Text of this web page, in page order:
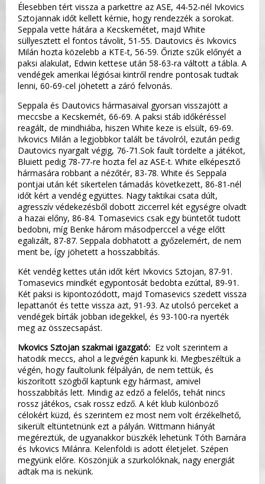
Élesebben tért vissza a parkettre az ASE, 44-52-nél Ivkovics
Sztojannak időt kellett kérnie, hogy rendezzék a sorokat.
Seppala vette hátára a Kecskemétet, majd White
süllyesztett el fontos távolit, 51-55. Dautovics és Ivkovics
Milán hozta közelebb a KTE-t, 56-59. Őrizte szűk előnyét a
paksi alakulat, Edwin kettese után 58-63-ra váltott a tábla. A
vendégek amerikai légiósai kintről rendre pontosak tudtak
lenni, 60-69-cel jöhetett a záró felvonás.
Seppala és Dautovics hármasaival gyorsan visszajött a
meccsbe a Kecskemét, 66-69. A paksi stáb időkéréssel
reagált, de mindhiába, hiszen White keze is elsült, 69-69.
Ivkovics Milán a legjobbkor talált be távolról, ezután pedig
Dautovics nyargalt végig, 76-71.Sok fault tördelte a játékot,
Bluiett pedig 78-77-re hozta fel az ASE-t. White elképesztő
hármasára robbant a nézőtér, 83-78. White és Seppala
pontjai után két sikertelen támadás következett, 86-81-nél
időt kért a vendég együttes. Nagy taktikai csata dúlt,
agresszív védekezésből dobott ziccerrel két egységre olvadt
a hazai előny, 86-84. Tomasevics csak egy büntetőt tudott
bedobni, míg Benke három másodperccel a vége előtt
egalizált, 87-87. Seppala dobhatott a győzelemért, de nem
ment be, így jöhetett a hosszabbítás.
Két vendég kettes után időt kért Ivkovics Sztojan, 87-91.
Tomasevics mindkét egypontosát bedobta ezúttal, 89-91.
Két paksi is kipontozódott, majd Tomasevics szedett vissza
lepattanót és tette vissza azt, 91-93. Az utolsó perceket a
vendégek bírták jobban idegekkel, és 93-100-ra nyerték
meg az összecsapást.
Ivkovics Sztojan szakmai igazgató: Ez volt szerintem a
hatodik meccs, ahol a legvégén kapunk ki. Megbeszéltük a
végén, hogy faultolunk félpályán, de nem tettük, és
kiszorított szögből kaptunk egy hármast, amivel
hosszabbítás lett. Mindig az edző a felelős, tehát nincs
rossz játékos, csak rossz edző. A két klub különböző
célokért küzd, és szerintem ez most nem volt érzékelhető,
sikerült eltüntetnünk ezt a pályán. Wittmann hiányát
megéreztük, de ugyanakkor büszkék lehetünk Tóth Barnára
és Ivkovics Milánra. Kelenföldi is adott életjelet. Szépen
megyünk előre. Köszönjük a szurkolóknak, nagy energiát
adtak ma is nekünk.